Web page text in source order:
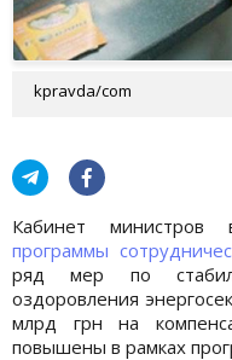
kpravda/com
Кабинет министров
программы
ряд мер по
оздоровления
млрд грн на
повышены в рамках